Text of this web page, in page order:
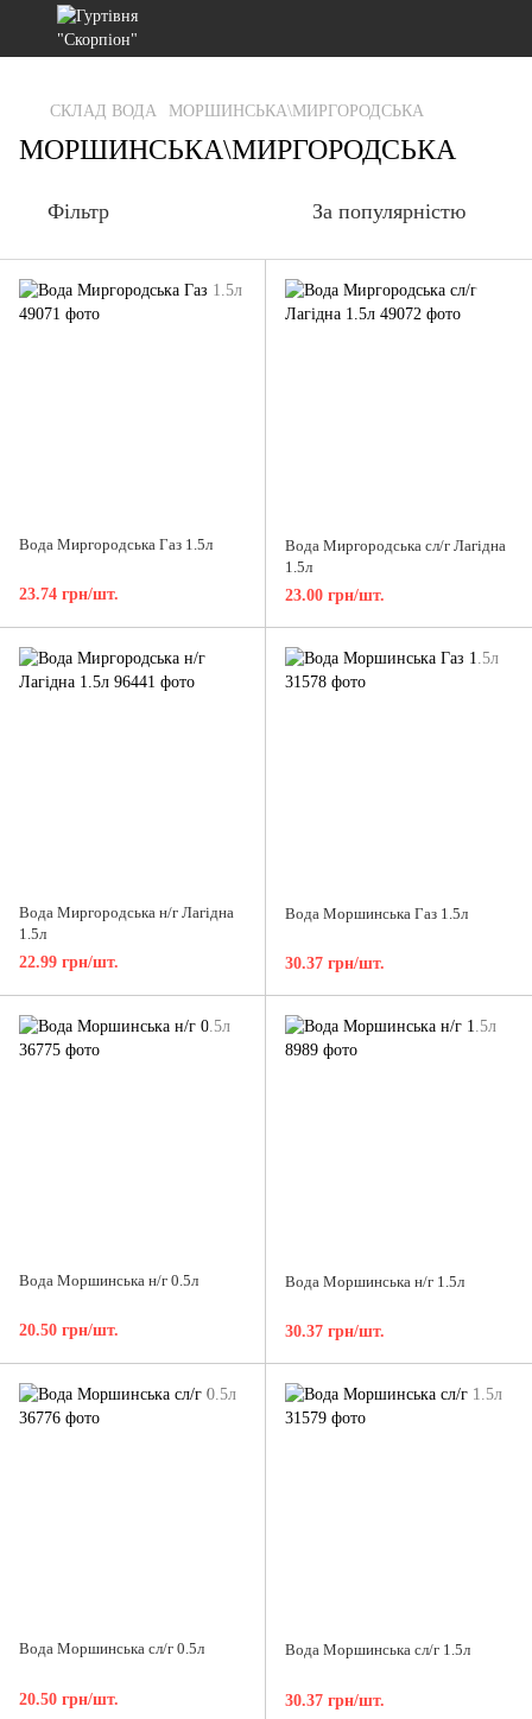
gtag('js', new Date()); gtag('config', 'G-RFXCKGNRF7');
СКЛАД ВОДА МОРШИНСЬКА\МИРГОРОДСЬКА
МОРШИНСЬКА\МИРГОРОДСЬКА
Фільтр За популярністю
Вода Миргородська Газ 1.5л
23.74 грн/шт.
Вода Миргородська сл/г Лагідна
1.5л
23.00 грн/шт.
Вода Миргородська н/г Лагідна
1.5л
22.99 грн/шт.
Вода Моршинська Газ 1.5л
30.37 грн/шт.
Вода Моршинська н/г 0.5л
20.50 грн/шт.
Вода Моршинська н/г 1.5л
30.37 грн/шт.
Вода Моршинська сл/г 0.5л
20.50 грн/шт.
Вода Моршинська сл/г 1.5л
30.37 грн/шт.